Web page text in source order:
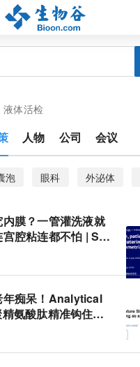
液体活检
人物 公司 会议
泡 眼科 外泌体
膜？一管灌洗液就
腔粘连都不怕 | Ste
Therapy
年痴呆！Analytical
氨酸肽精准钩住脑
体活检新路径